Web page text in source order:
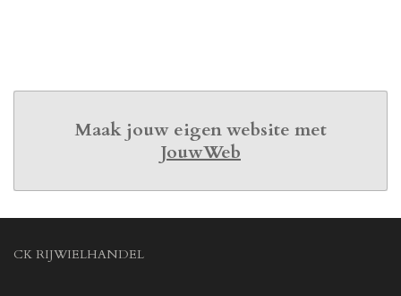
Maak jouw eigen website met
JouwWeb
CK RIJWIELHANDEL